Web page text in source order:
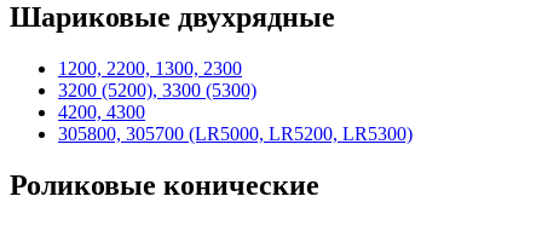
Шариковые двухрядные
1200, 2200, 1300, 2300
3200 (5200), 3300 (5300)
4200, 4300
305800, 305700 (LR5000, LR5200, LR5300)
Роликовые конические